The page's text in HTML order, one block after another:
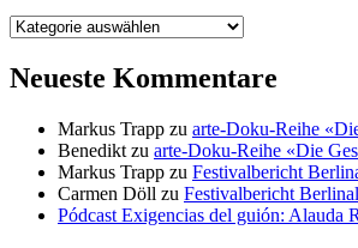
Kategorien
Neueste Kommentare
Markus Trapp zu arte-Doku-Reihe
Benedikt zu arte-Doku-Reihe «Die
Markus Trapp zu Festivalbericht
Carmen Döll zu Festivalbericht
Pódcast Exigencias del guión: Alauda